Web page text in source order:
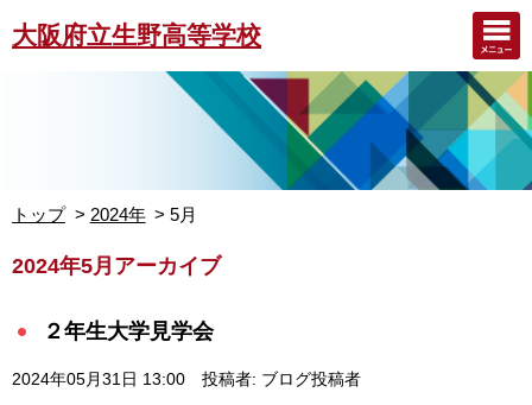
大阪府立生野高等学校
トップ 2024年 5月
2024年5月アーカイブ
２年生大学見学会
2024年05月31日 13:00 投稿者: ブログ投稿者